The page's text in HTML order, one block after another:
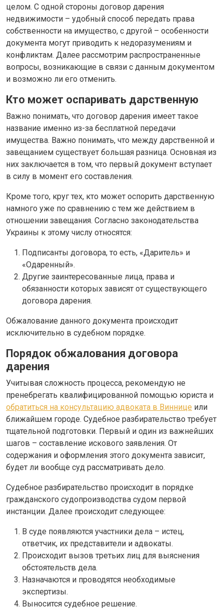
целом. С одной стороны договор дарения
недвижимости – удобный способ передать права
собственности на имущество, с другой – особенности
документа могут приводить к недоразумениям и
конфликтам. Далее рассмотрим распространенные
вопросы, возникающие в связи с данным документом
и возможно ли его отменить.
Кто может оспаривать дарственную
Важно понимать, что договор дарения имеет такое
название именно из-за бесплатной передачи
имущества. Важно понимать, что между дарственной и
завещанием существует большая разница. Основная из
них заключается в том, что первый документ вступает
в силу в момент его составления.
Кроме того, круг тех, кто может оспорить дарственную
намного уже по сравнению с тем же действием в
отношении завещания. Согласно законодательства
Украины к этому числу относятся:
Подписанты договора, то есть, «Даритель» и
«Одаренный».
Другие заинтересованные лица, права и
обязанности которых зависят от существующего
договора дарения.
Обжалование данного документа происходит
исключительно в судебном порядке.
Порядок обжалования договора
дарения
Учитывая сложность процесса, рекомендую не
пренебрегать квалифицированной помощью юриста и
обратиться на консультацию адвоката в Виннице или
ближайшем городе. Судебное разбирательство требует
тщательной подготовки. Первый и один из важнейших
шагов – составление искового заявления. От
содержания и оформления этого документа зависит,
будет ли вообще суд рассматривать дело.
Судебное разбирательство происходит в порядке
гражданского судопроизводства судом первой
инстанции. Далее происходит следующее:
В суде появляются участники дела – истец,
ответчик, их представители и адвокаты.
Происходит вызов третьих лиц для выяснения
обстоятельств дела.
Назначаются и проводятся необходимые
экспертизы.
Выносится судебное решение.